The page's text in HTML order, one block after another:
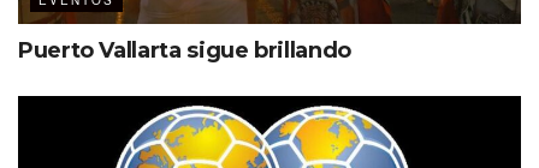
Puerto Vallarta sigue brillando